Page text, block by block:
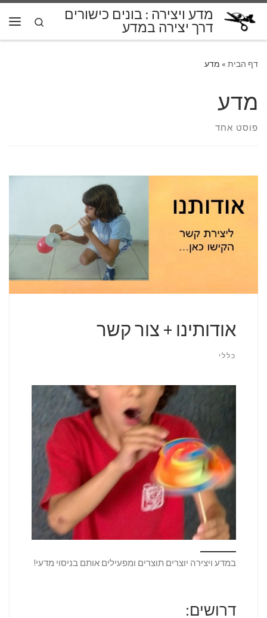
דלג לתוכן מדע ויצירה : בונים כישורים
דרך יצירה במדע
Search
דף הבית » מדע
מדע
פוסט אחד
אודותינו + צור קשר
כללי
במדע ויצירה יוצרים תוצרים ומפעילים אותם בניסוי מדעי!
דרושים: